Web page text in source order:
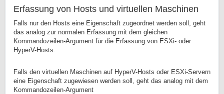
Erfassung von Hosts und virtuellen Maschinen
Falls nur den Hosts eine Eigenschaft zugeordnet werden soll, geht
das analog zur normalen Erfassung mit dem gleichen
Kommandozeilen-Argument für die Erfassung von ESXi- oder
HyperV-Hosts.
Falls den virtuellen Maschinen auf HyperV-Hosts oder ESXi-Servern
eine Eigenschaft zugewiesen werden soll, geht das analog mit dem
Kommandozeilen-Argument